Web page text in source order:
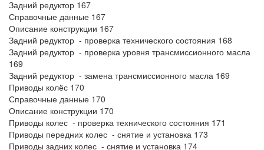
Задний редуктор 167
Справочные данные 167
Описание конструкции 167
Задний редуктор - проверка технического состояния 168
Задний редуктор - проверка уровня трансмиссионного масла
169
Задний редуктор - замена трансмиссионного масла 169
Приводы колёс 170
Справочные данные 170
Описание конструкции 170
Приводы колес - проверка технического состояния 171
Приводы передних колес - снятие и установка 173
Приводы задних колес - снятие и установка 174